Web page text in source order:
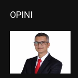
OPINI